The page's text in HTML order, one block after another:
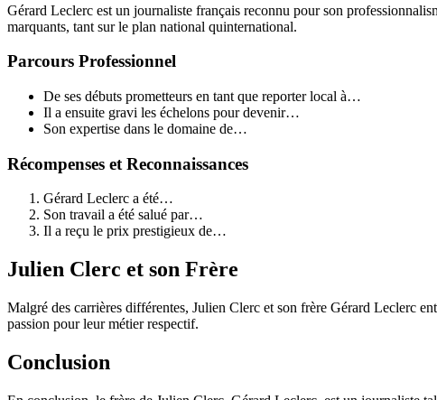
Gérard Leclerc est un journaliste français reconnu pour son
marquants, tant sur le plan national quinternational.
Parcours Professionnel
De ses débuts prometteurs en tant que reporter local à…
Il a ensuite gravi les échelons pour devenir…
Son expertise dans le domaine de…
Récompenses et Reconnaissances
Gérard Leclerc a été…
Son travail a été salué par…
Il a reçu le prix prestigieux de…
Julien Clerc et son Frère
Malgré des carrières différentes, Julien Clerc et son frère Gérard Leclerc
passion pour leur métier respectif.
Conclusion